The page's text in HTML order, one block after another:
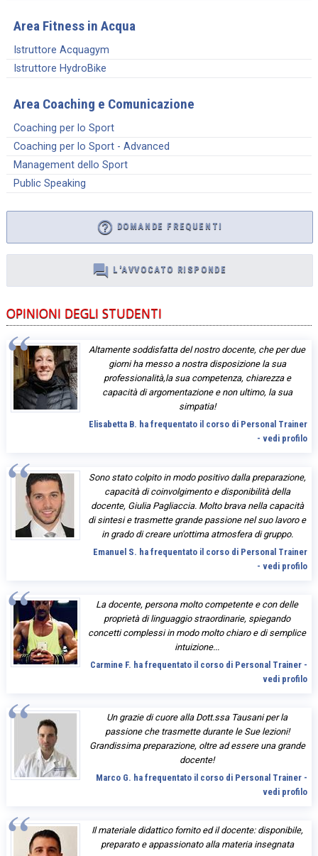
Area Fitness in Acqua
Istruttore Acquagym
Istruttore HydroBike
Area Coaching e Comunicazione
Coaching per lo Sport
Coaching per lo Sport - Advanced
Management dello Sport
Public Speaking
help_outline DOMANDE FREQUENTI
question_answer L'AVVOCATO RISPONDE
OPINIONI DEGLI STUDENTI
Altamente soddisfatta del nostro docente, che per due
giorni ha messo a nostra disposizione la sua
professionalità,la sua competenza, chiarezza e
capacità di argomentazione e non ultimo, la sua
simpatia!
Elisabetta B. ha frequentato il corso di Personal Trainer
- vedi profilo
Sono stato colpito in modo positivo dalla preparazione,
capacità di coinvolgimento e disponibilità della
docente, Giulia Pagliaccia. Molto brava nella capacità
di sintesi e trasmette grande passione nel suo lavoro e
in grado di creare un'ottima atmosfera di gruppo.
Emanuel S. ha frequentato il corso di Personal Trainer
- vedi profilo
La docente, persona molto competente e con delle
proprietà di linguaggio straordinarie, spiegando
concetti complessi in modo molto chiaro e di semplice
intuizione...
Carmine F. ha frequentato il corso di Personal Trainer -
vedi profilo
Un grazie di cuore alla Dott.ssa Tausani per la
passione che trasmette durante le Sue lezioni!
Grandissima preparazione, oltre ad essere una grande
docente!
Marco G. ha frequentato il corso di Personal Trainer -
vedi profilo
Il materiale didattico fornito ed il docente: disponibile,
preparato e appassionato alla materia insegnata